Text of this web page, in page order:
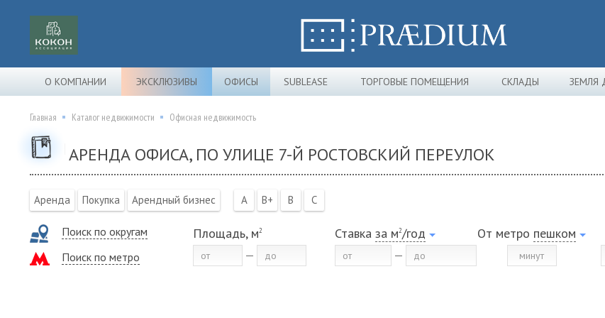
О КОМПАНИИ ЭКСКЛЮЗИВЫ ОФИСЫ SUBLEASE ТОРГОВЫЕ ПОМЕЩЕНИЯ СКЛАДЫ ЗЕМЛЯ
Главная Каталог недвижимости Офисная недвижимость
АРЕНДА ОФИСА, ПО УЛИЦЕ 7-Й РОСТОВСКИЙ ПЕРЕУЛОК
Аренда Покупка Арендный бизнес A B+ B C
Поиск по округам
Поиск по метро
Площадь, м2 Ставка за м2/год От метро пешком